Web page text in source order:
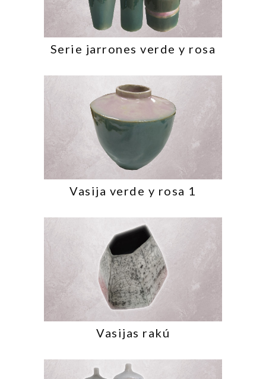
Serie jarrones verde y rosa
Vasija verde y rosa 1
Vasijas rakú